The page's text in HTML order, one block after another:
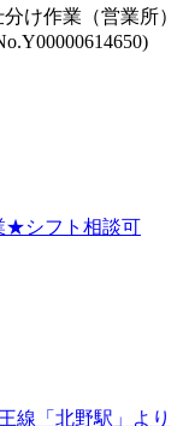
け作業（営業所）
★シフト相談可
線「北野駅」より